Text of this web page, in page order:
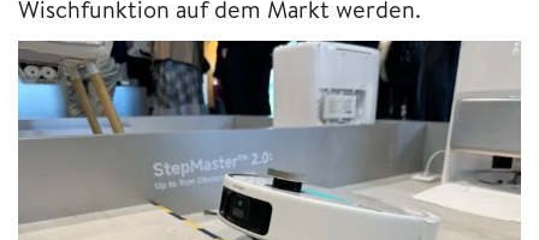
Wischfunktion auf dem Markt werden.